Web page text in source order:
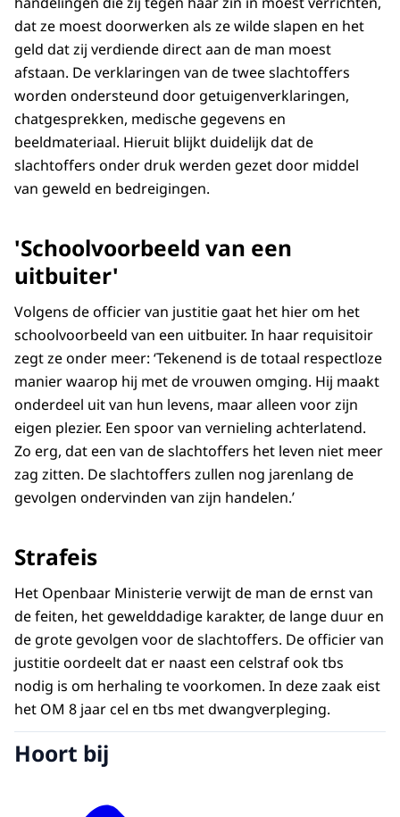
dat ze moest doorwerken als ze wilde slapen en het
geld dat zij verdiende direct aan de man moest
afstaan. De verklaringen van de twee slachtoffers
worden ondersteund door getuigenverklaringen,
chatgesprekken, medische gegevens en
beeldmateriaal. Hieruit blijkt duidelijk dat de
slachtoffers onder druk werden gezet door middel
van geweld en bedreigingen.
'Schoolvoorbeeld van een
uitbuiter'
Volgens de officier van justitie gaat het hier om het
schoolvoorbeeld van een uitbuiter. In haar requisitoir
zegt ze onder meer: ‘Tekenend is de totaal respectloze
manier waarop hij met de vrouwen omging. Hij maakt
onderdeel uit van hun levens, maar alleen voor zijn
eigen plezier. Een spoor van vernieling achterlatend.
Zo erg, dat een van de slachtoffers het leven niet meer
zag zitten. De slachtoffers zullen nog jarenlang de
gevolgen ondervinden van zijn handelen.’
Strafeis
Het Openbaar Ministerie verwijt de man de ernst van
de feiten, het gewelddadige karakter, de lange duur en
de grote gevolgen voor de slachtoffers. De officier van
justitie oordeelt dat er naast een celstraf ook tbs
nodig is om herhaling te voorkomen. In deze zaak eist
het OM 8 jaar cel en tbs met dwangverpleging.
Hoort bij